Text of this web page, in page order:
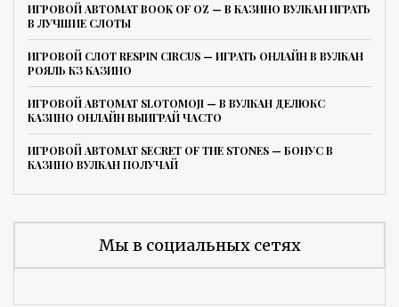
ИГРОВОЙ АВТОМАТ BOOK OF OZ — В КАЗИНО ВУЛКАН ИГРАТЬ
В ЛУЧШИЕ СЛОТЫ
ИГРОВОЙ СЛОТ RESPIN CIRCUS — ИГРАТЬ ОНЛАЙН В ВУЛКАН
РОЯЛЬ КЗ КАЗИНО
ИГРОВОЙ АВТОМАТ SLOTOMOJI — В ВУЛКАН ДЕЛЮКС
КАЗИНО ОНЛАЙН ВЫИГРАЙ ЧАСТО
ИГРОВОЙ АВТОМАТ SECRET OF THE STONES — БОНУС В
КАЗИНО ВУЛКАН ПОЛУЧАЙ
Мы в социальных сетях